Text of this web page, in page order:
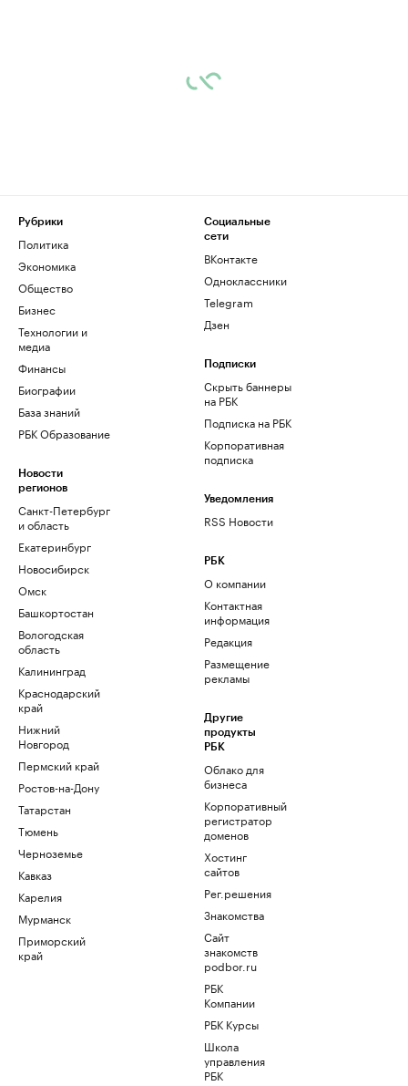
Рубрики
Политика
Экономика
Общество
Бизнес
Технологии и
медиа
Финансы
Биографии
База знаний
РБК Образование
Новости
регионов
Санкт-Петербург
и область
Екатеринбург
Новосибирск
Омск
Башкортостан
Вологодская
область
Калининград
Краснодарский
край
Нижний
Новгород
Пермский край
Ростов-на-Дону
Татарстан
Тюмень
Черноземье
Кавказ
Карелия
Мурманск
Приморский
край
Социальные
сети
ВКонтакте
Одноклассники
Telegram
Дзен
Подписки
Скрыть баннеры
на РБК
Подписка на РБК
Корпоративная
подписка
Уведомления
RSS Новости
РБК
О компании
Контактная
информация
Редакция
Размещение
рекламы
Другие
продукты
РБК
Облако для
бизнеса
Корпоративный
регистратор
доменов
Хостинг
сайтов
Рег.решения
Знакомства
Сайт
знакомств
podbor.ru
РБК
Компании
РБК Курсы
Школа
управления
РБК